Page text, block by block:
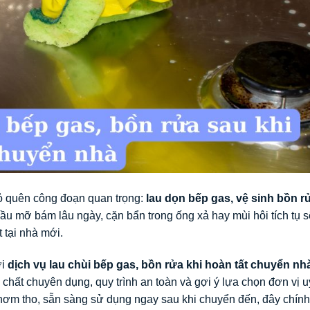
công đoạn quan trọng: lau dọn bếp gas, vệ sinh bồn
mỡ bám lâu ngày, cặn bẩn trong ống xả hay mùi hôi tích tụ
tại nhà mới.
dịch vụ lau chùi bếp gas, bồn rửa khi hoàn tất chuyển
chuyên dụng, quy trình an toàn và gợi ý lựa chọn đơn vị
tho, sẵn sàng sử dụng ngay sau khi chuyển đến, đây